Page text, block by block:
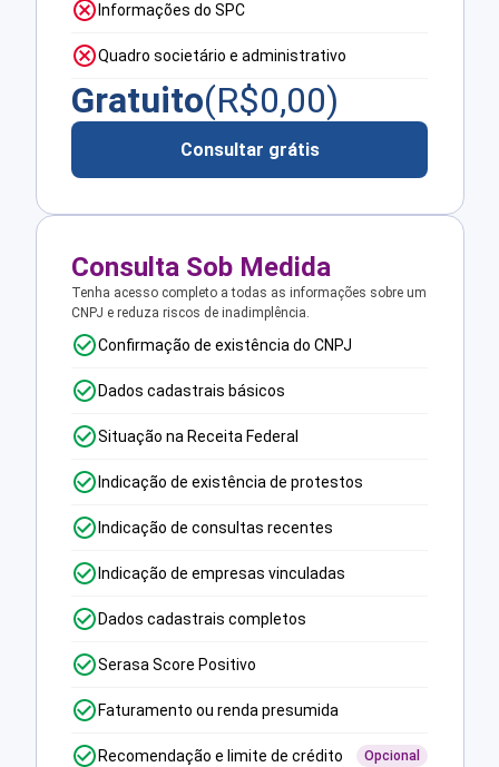
Informações do SPC
Quadro societário e administrativo
Gratuito(R$0,00)
Consultar grátis
Consulta Sob Medida
Tenha acesso completo a todas as informações sobre um
CNPJ e reduza riscos de inadimplência.
Confirmação de existência do CNPJ
Dados cadastrais básicos
Situação na Receita Federal
Indicação de existência de protestos
Indicação de consultas recentes
Indicação de empresas vinculadas
Dados cadastrais completos
Serasa Score Positivo
Faturamento ou renda presumida
Recomendação e limite de crédito Opcional